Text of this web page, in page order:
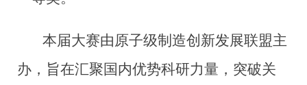
本届大赛由原子级制造创新发展联盟主
办，旨在汇聚国内优势科研力量，突破关